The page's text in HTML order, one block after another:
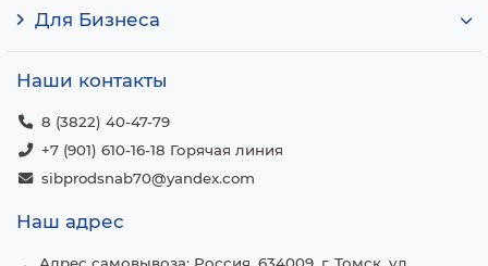
Для Бизнеса
Наши контакты
8 (3822) 40-47-79
+7 (901) 610-16-18 Горячая линия
sibprodsnab70@yandex.com
Наш адрес